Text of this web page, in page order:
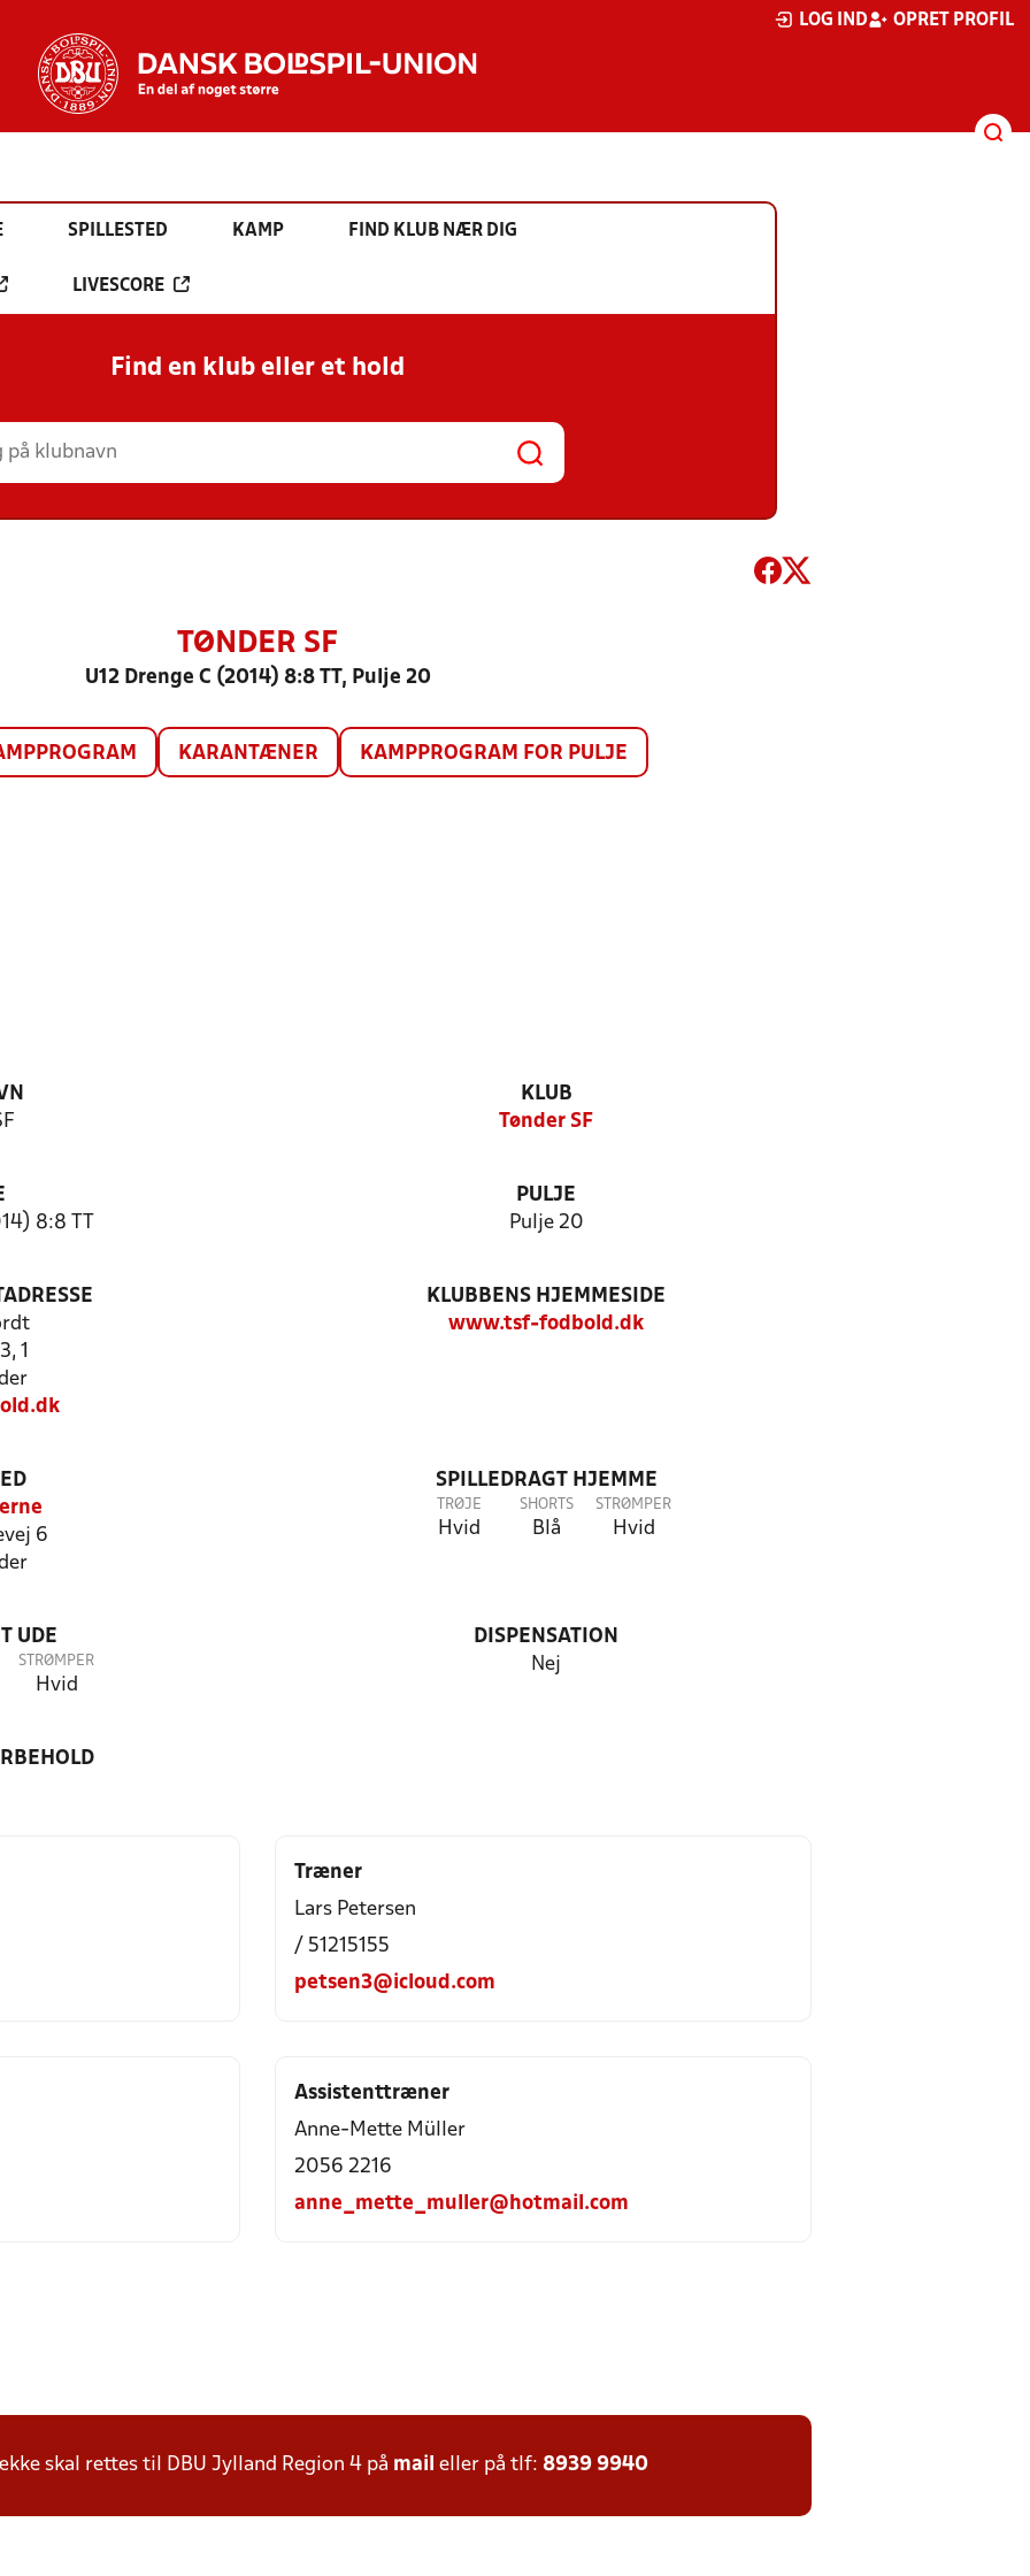
LOG IND OPRET PROFIL
SPILLESTED KAMP FIND KLUB NÆR DIG
LIVESCORE
Find en klub eller et hold
TØNDER SF
U12 Drenge C (2014) 8:8 TT, Pulje 20
KARANTÆNER KAMPPROGRAM FOR PULJE
KLUB
Tønder SF
8:8 TT
PULJE
Pulje 20
1
KLUBBENS HJEMMESIDE
www.tsf-fodbold.dk
6
SPILLEDRAGT HJEMME
TRØJE
Hvid
SHORTS
Blå
STRØMPER
Hvid
UDE
STRØMPER
Hvid
DISPENSATION
Nej
Træner
Lars Petersen
/ 51215155
petsen3@icloud.com
Assistenttræner
Anne-Mette Müller
2056 2216
anne_mette_muller@hotmail.com
skal rettes til DBU Jylland Region 4 på mail eller på tlf: 8939 9940